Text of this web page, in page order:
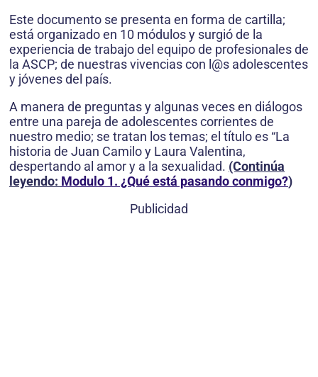
Este documento se presenta en forma de cartilla;
está organizado en 10 módulos y surgió de la
experiencia de trabajo del equipo de profesionales de
la ASCP; de nuestras vivencias con l@s adolescentes
y jóvenes del país.
A manera de preguntas y algunas veces en diálogos
entre una pareja de adolescentes corrientes de
nuestro medio; se tratan los temas; el título es “La
historia de Juan Camilo y Laura Valentina,
despertando al amor y a la sexualidad. (Continúa
leyendo: Modulo 1. ¿Qué está pasando conmigo?)
Publicidad